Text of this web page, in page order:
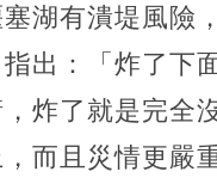
湖有潰堤風險
出：「炸了下
炸了就是完全
而且災情更嚴重